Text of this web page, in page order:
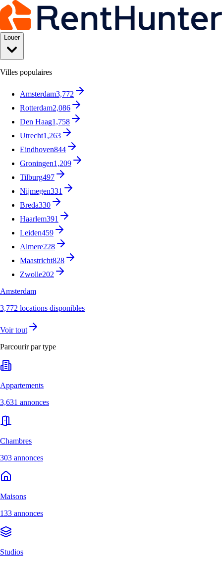
Louer
Villes populaires
Amsterdam3,772
Rotterdam2,086
Den Haag1,758
Utrecht1,263
Eindhoven844
Groningen1,209
Tilburg497
Nijmegen331
Breda330
Haarlem391
Leiden459
Almere228
Maastricht828
Zwolle202
Amsterdam
3,772 locations disponibles
Voir tout
Parcourir par type
Appartements
3,631 annonces
Chambres
303 annonces
Maisons
133 annonces
Studios